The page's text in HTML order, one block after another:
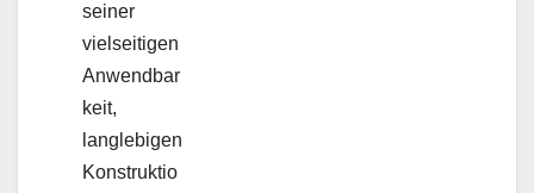
seiner
vielseitigen
Anwendbar
keit,
langlebigen
Konstruktio